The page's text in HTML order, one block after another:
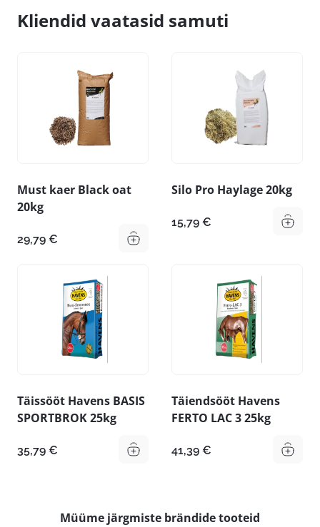
Kliendid vaatasid samuti
Must kaer Black oat
20kg
29,79 €
Silo Pro Haylage 20kg
15,79 €
Täissööt Havens BASIS
SPORTBROK 25kg
35,79 €
Täiendsööt Havens
FERTO LAC 3 25kg
41,39 €
Müüme järgmiste brändide tooteid